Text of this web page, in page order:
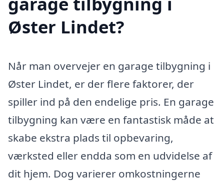
Øster Lindet?
Når man overvejer en garage tilbygning i
Øster Lindet, er der flere faktorer, der
spiller ind på den endelige pris. En garage
tilbygning kan være en fantastisk måde at
skabe ekstra plads til opbevaring,
værksted eller endda som en udvidelse af
dit hjem. Dog varierer omkostningerne